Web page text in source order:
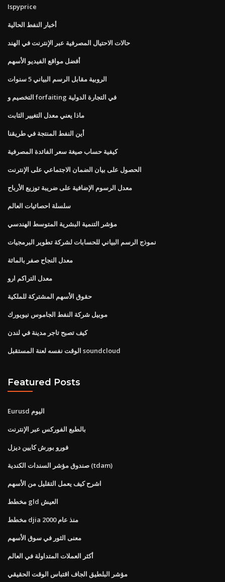
Ispyprice
أخبار النفط الحالية
حالات الاحتيال المصرفية عبر الإنترنت في الهند
أفضل مواقع الفيديو الأسهم
الروبية مقابل الرسم البياني 5 سنوات
التخصيم و forfaiting في التجارة الدولية
ماذا يعني معدل التغيير الثابت
أين النفط المنتجة في طريقنا
كيفية حساب صيغة سعر الفائدة المصرفية
الحصول على بيان الضمان الاجتماعي على الإنترنت
معدل الرسوم الإضافية على ضريبة توزيع الأرباح
سلسلة احصائيات العالم
مؤشر التنمية البشرية المتوسط ​​الهندسي
نموذج الرسم البياني للحسابات لشركة تطوير البرمجيات
معدل النجاح صفر بالمائة
معدل التراكم ارو
حقوق الأسهم المشتركة للملكية
موبيل شركة النفط الجاموس نيويورك
كيف تصبح تاجر مدينة في لندن
الوقت نفسه لعنة المستقبل soundcloud
Featured Posts
Eurusd اليوم
بالطبع الفوركس عبر الإنترنت
فورو بورش كايين ديزل
صندوق مؤشر السندات الكندية (tdam)
اشرح كيف يعمل التقليل من الأسهم
مخطط gld العيش
مخطط djia منذ عام 2000
معنى الثور في سوق الأسهم
أكثر العملات المتداولة في العالم
مؤشر البلطيق الجاف اقتباس الوقت الحقيقي